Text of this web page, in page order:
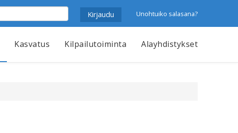
Unohtuiko salasana?
Kasvatus Kilpailutoiminta Alayhdistykset